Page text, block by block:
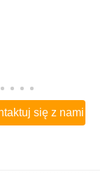
się z nami